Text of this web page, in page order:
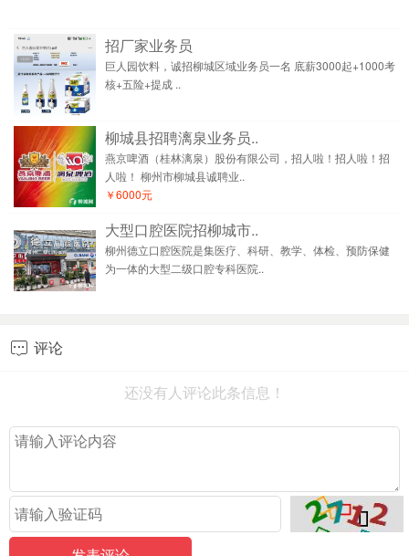
招厂家业务员
巨人园饮料，诚招柳城区域业务员一名 底薪3000起+1000考
核+五险+提成 ..
柳城县招聘漓泉业务员..
燕京啤酒（桂林漓泉）股份有限公司，招人啦！招人啦！招
人啦！ 柳州市柳城县诚聘业..
￥6000元
大型口腔医院招柳城市..
柳州德立口腔医院是集医疗、科研、教学、体检、预防保健
为一体的大型二级口腔专科医院..
 评论
还没有人评论此条信息！